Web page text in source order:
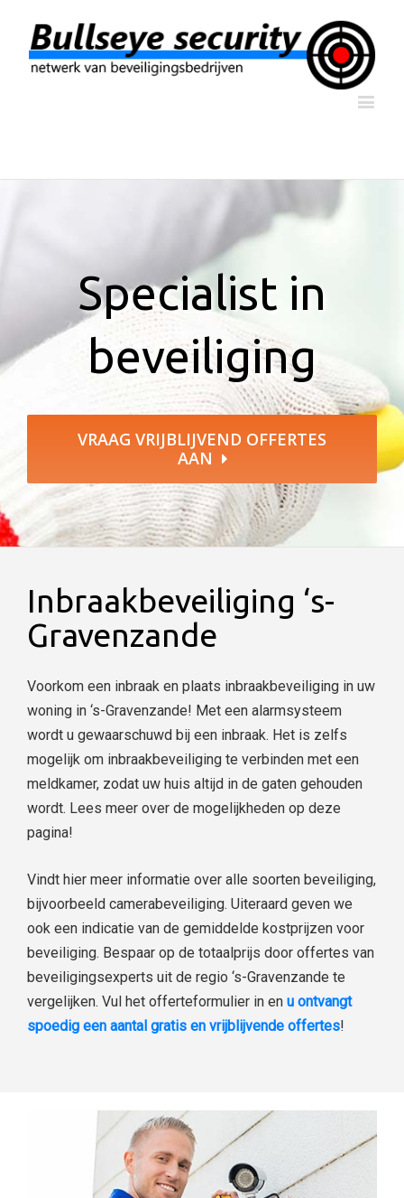
Specialist in
beveiliging
VRAAG VRIJBLIJVEND OFFERTES
AAN
Inbraakbeveiliging ‘s-
Gravenzande
Voorkom een inbraak en plaats inbraakbeveiliging in uw
woning in ‘s-Gravenzande! Met een alarmsysteem
wordt u gewaarschuwd bij een inbraak. Het is zelfs
mogelijk om inbraakbeveiliging te verbinden met een
meldkamer, zodat uw huis altijd in de gaten gehouden
wordt. Lees meer over de mogelijkheden op deze
pagina!
Vindt hier meer informatie over alle soorten beveiliging,
bijvoorbeeld camerabeveiliging. Uiteraard geven we
ook een indicatie van de gemiddelde kostprijzen voor
beveiliging. Bespaar op de totaalprijs door offertes van
beveiligingsexperts uit de regio ‘s-Gravenzande te
vergelijken. Vul het offerteformulier in en u ontvangt
spoedig een aantal gratis en vrijblijvende offertes!